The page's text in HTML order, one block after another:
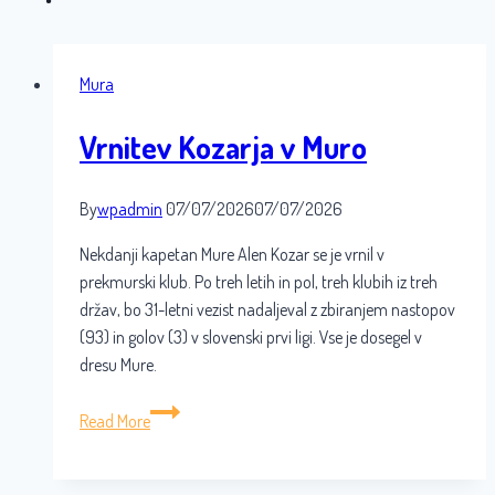
Mura
Vrnitev Kozarja v Muro
Bywpadmin 07/07/202607/07/2026
Nekdanji kapetan Mure Alen Kozar se je vrnil v
prekmurski klub. Po treh letih in pol, treh klubih iz treh
držav, bo 31-letni vezist nadaljeval z zbiranjem nastopov
(93) in golov (3) v slovenski prvi ligi. Vse je dosegel v
dresu Mure.
Read More
Vrnitev
Kozarja